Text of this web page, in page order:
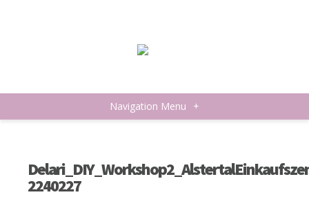
Navigation Menu +
2240227